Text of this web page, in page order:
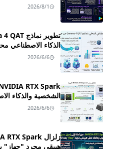
2026/8/1
الذكاء الاصطناعي
2026/6/6
الشخصية والذكاء
2026/6/6
هيبقى مجرد "جهاز"